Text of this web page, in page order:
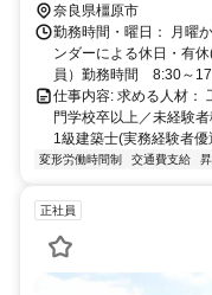
奈良県橿原市
勤務時間・曜日： 月曜
ンダーによる休日・有
員）勤務時間 8:30～
仕事内容: 求める人材：
門学校卒以上／未経験
1級建築士(実務経験者
変形労働時間制 交通費支給
正社員